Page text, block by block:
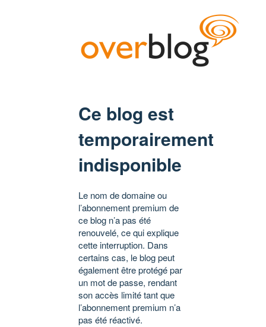
Ce blog est
temporairement
indisponible
Le nom de domaine ou
l’abonnement premium de
ce blog n’a pas été
renouvelé, ce qui explique
cette interruption. Dans
certains cas, le blog peut
également être protégé par
un mot de passe, rendant
son accès limité tant que
l’abonnement premium n’a
pas été réactivé.